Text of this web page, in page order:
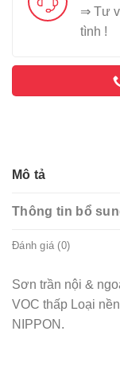
⇒ Tư
tình !
Mô tả
Thông tin bổ
Đánh giá (0)
Sơn trần nội &
VOC thấp Loại
NIPPON.